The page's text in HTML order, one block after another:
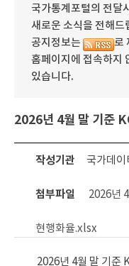
국가통계포털의 전달
새로운 소식을 전해드
공지정보는
로
홈페이지에 접속하지
있습니다.
2026년 4월 말 기준
작성기관 국가데이
첨부파일 2026년
현행화율.xlsx
2026년 4월 말 기준